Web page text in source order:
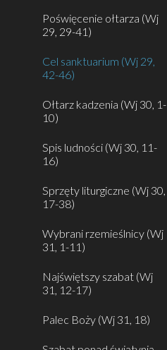
Poświęcenie ołtarza (Wj
29, 29-41)
Cel sanktuarium (Wj 29,
42-46)
Ołtarz kadzenia (Wj 30, 1-
10)
Spis ludności (Wj 30, 11-
16)
Sprzęty liturgiczne (Wj 30,
17-38)
Wybrani rzemieślnicy (Wj
31, 1-11)
Najświętszy szabat (Wj
31, 12-17)
Palec Boży (Wj 31, 18)